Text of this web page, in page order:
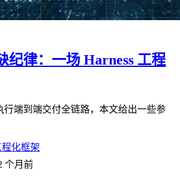
纪律：一场 Harness 工程
行端到端交付全链路，本文给出一些参
程化框架
个月前